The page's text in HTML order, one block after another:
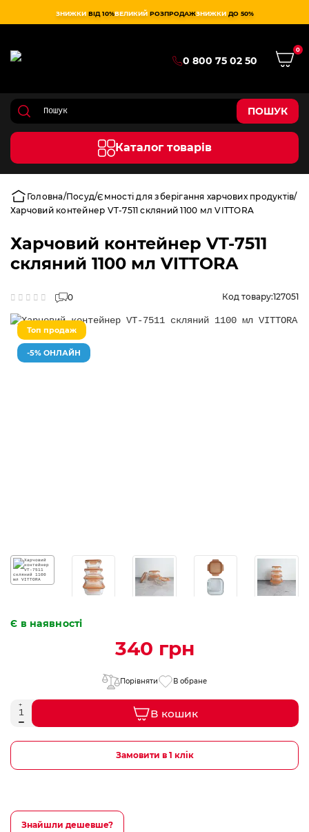
ЗНИЖКИ ВІД 10%ВЕЛИКИЙ РОЗПРОДАЖЗНИЖКИ ДО 50%
0 800 75 02 50
0
ПОШУК
Каталог товарів
Головна Посуд Ємності для зберігання харчових продуктів
Харчовий контейнер VT-7511 скляний 1100 мл VITTORA
Харчовий контейнер VT-7511
скляний 1100 мл VITTORA
0 Код товару:127051
Топ продаж
-5% ОНЛАЙН
Є в наявності
340 грн
Порівняти В обране
В кошик
Замовити в 1 клік
Знайшли дешевше?